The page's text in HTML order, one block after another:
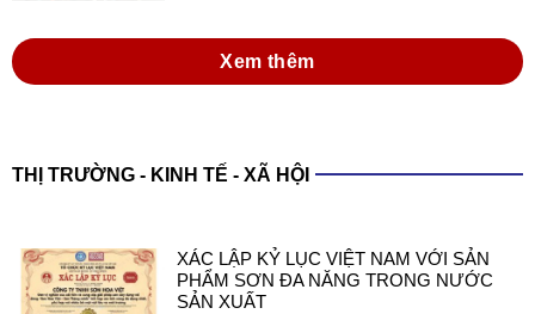
Xem thêm
THỊ TRƯỜNG - KINH TẾ - XÃ HỘI
XÁC LẬP KỶ LỤC VIỆT NAM VỚI SẢN
PHẨM SƠN ĐA NĂNG TRONG NƯỚC
SẢN XUẤT